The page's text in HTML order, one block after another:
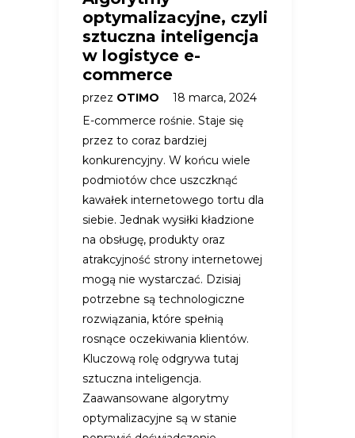
optymalizacyjne, czyli
sztuczna inteligencja
w logistyce e-
commerce
przez OTIMO
18 marca, 2024
E-commerce rośnie. Staje się
przez to coraz bardziej
konkurencyjny. W końcu wiele
podmiotów chce uszczknąć
kawałek internetowego tortu dla
siebie. Jednak wysiłki kładzione
na obsługę, produkty oraz
atrakcyjność strony internetowej
mogą nie wystarczać. Dzisiaj
potrzebne są technologiczne
rozwiązania, które spełnią
rosnące oczekiwania klientów.
Kluczową rolę odgrywa tutaj
sztuczna inteligencja.
Zaawansowane algorytmy
optymalizacyjne są w stanie